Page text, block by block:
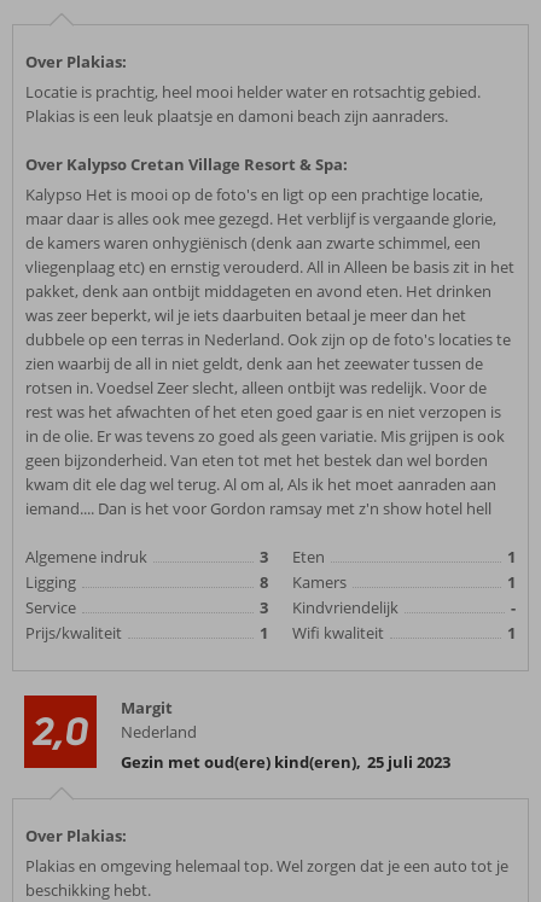
Over Plakias:
Locatie is prachtig, heel mooi helder water en rotsachtig gebied.
Plakias is een leuk plaatsje en damoni beach zijn aanraders.
Over Kalypso Cretan Village Resort & Spa:
Kalypso Het is mooi op de foto's en ligt op een prachtige locatie,
maar daar is alles ook mee gezegd. Het verblijf is vergaande glorie,
de kamers waren onhygiënisch (denk aan zwarte schimmel, een
vliegenplaag etc) en ernstig verouderd. All in Alleen be basis zit in het
pakket, denk aan ontbijt middageten en avond eten. Het drinken
was zeer beperkt, wil je iets daarbuiten betaal je meer dan het
dubbele op een terras in Nederland. Ook zijn op de foto's locaties te
zien waarbij de all in niet geldt, denk aan het zeewater tussen de
rotsen in. Voedsel Zeer slecht, alleen ontbijt was redelijk. Voor de
rest was het afwachten of het eten goed gaar is en niet verzopen is
in de olie. Er was tevens zo goed als geen variatie. Mis grijpen is ook
geen bijzonderheid. Van eten tot met het bestek dan wel borden
kwam dit ele dag wel terug. Al om al, Als ik het moet aanraden aan
iemand.... Dan is het voor Gordon ramsay met z'n show hotel hell
Algemene indruk
3
Ligging
8
Service
3
Prijs/kwaliteit
1
Eten
1
Kamers
1
Kindvriendelijk
-
Wifi kwaliteit
1
2,0
Margit
Nederland
Gezin met oud(ere) kind(eren), 25 juli 2023
Over Plakias:
Plakias en omgeving helemaal top. Wel zorgen dat je een auto tot je
beschikking hebt.